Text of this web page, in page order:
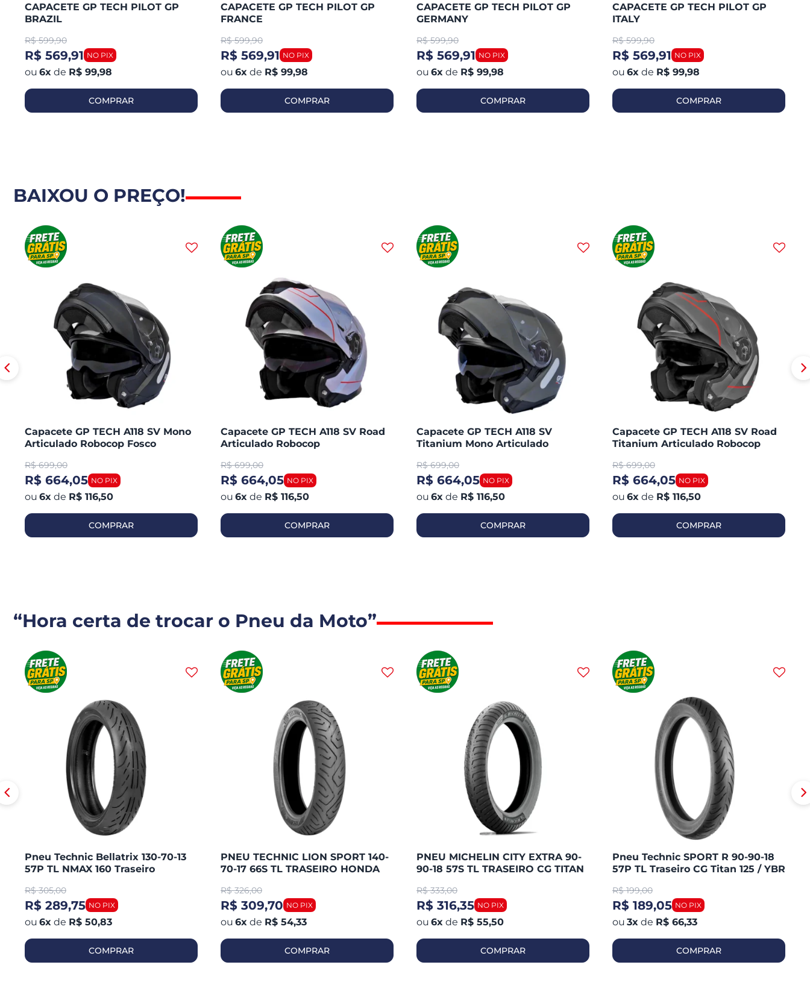
CAPACETE GP TECH PILOT GP
BRAZIL
R$ 599,90
R$ 569,91
6x de R$ 99,98
COMPRAR
CAPACETE GP TECH PILOT GP
FRANCE
R$ 599,90
R$ 569,91
6x de R$ 99,98
COMPRAR
CAPACETE GP TECH PILOT GP
GERMANY
R$ 599,90
R$ 569,91
6x de R$ 99,98
COMPRAR
CAPACETE GP TECH PILOT GP
ITALY
R$ 599,90
R$ 569,91
6x de R$ 99,98
COMPRAR
BAIXOU O PREÇO!
Capacete GP TECH A118 SV Mono
Articulado Robocop Fosco
R$ 699,00
R$ 664,05
6x de R$ 116,50
COMPRAR
Capacete GP TECH A118 SV Road
Articulado Robocop
R$ 699,00
R$ 664,05
6x de R$ 116,50
COMPRAR
Capacete GP TECH A118 SV
Titanium Mono Articulado
R$ 699,00
R$ 664,05
6x de R$ 116,50
COMPRAR
Capacete GP TECH A118 SV Road
Titanium Articulado Robocop
R$ 699,00
R$ 664,05
6x de R$ 116,50
COMPRAR
“Hora certa de trocar o Pneu da Moto”
Pneu Technic Bellatrix 130-70-13
57P TL NMAX 160 Traseiro
R$ 305,00
R$ 289,75
6x de R$ 50,83
COMPRAR
PNEU TECHNIC LION SPORT 140-
70-17 66S TL TRASEIRO HONDA
250 / KAWASAK
R$ 326,00
R$ 309,70
6x de R$ 54,33
COMPRAR
PNEU MICHELIN CITY EXTRA 90-
90-18 57S TL TRASEIRO CG TITAN
YES / FAN
R$ 333,00
R$ 316,35
6x de R$ 55,50
COMPRAR
Pneu Technic SPORT R 90-90-18
57P TL Traseiro CG Titan 125 / YBR
R$ 199,00
R$ 189,05
3x de R$ 66,33
COMPRAR